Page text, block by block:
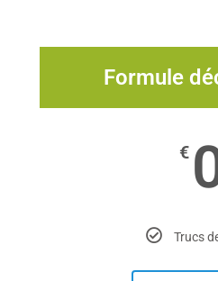
Formule
€
Trucs